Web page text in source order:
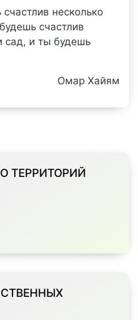
несколько
счастлив
сад, и ты будешь
Омар Хайям
ТЕРРИТОРИЙ